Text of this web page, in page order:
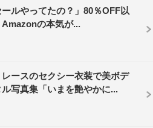
ールやってたの？」80％OFF以
Amazonの本気が...
ースのセクシー衣装で美ボデ
写真集「いまを艶やかに...